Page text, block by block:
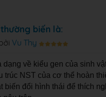
biến là:
bởi Vu Thy
dạng về kiểu gen của sinh
trúc NST của cơ thể hoàn
biến đổi hình thái để thích